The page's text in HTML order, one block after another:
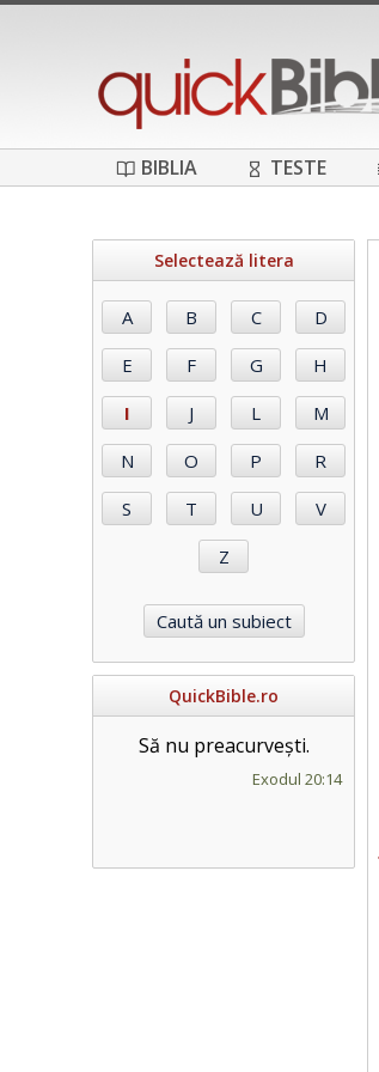
BIBLIA TESTE
Selectează litera
QuickBible.ro
Să nu preacurvești.
Exodul 20:14